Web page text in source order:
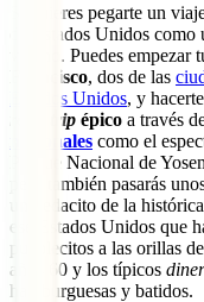
Si quieres pegarte un
de Estados Unidos
verano. Puedes
Francisco, dos de las
Estados Unidos, y
road trip épico a través
nacionales como el
Parque Nacional de
pero también pasarás
un pedacito de la histórica
ese Estados Unidos que
pueblecitos a las orillas
años 60 y los típicos diner
hamburguesas y batidos.